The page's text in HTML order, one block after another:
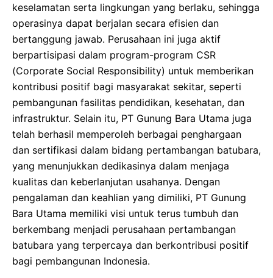
keselamatan serta lingkungan yang berlaku, sehingga
operasinya dapat berjalan secara efisien dan
bertanggung jawab. Perusahaan ini juga aktif
berpartisipasi dalam program-program CSR
(Corporate Social Responsibility) untuk memberikan
kontribusi positif bagi masyarakat sekitar, seperti
pembangunan fasilitas pendidikan, kesehatan, dan
infrastruktur. Selain itu, PT Gunung Bara Utama juga
telah berhasil memperoleh berbagai penghargaan
dan sertifikasi dalam bidang pertambangan batubara,
yang menunjukkan dedikasinya dalam menjaga
kualitas dan keberlanjutan usahanya. Dengan
pengalaman dan keahlian yang dimiliki, PT Gunung
Bara Utama memiliki visi untuk terus tumbuh dan
berkembang menjadi perusahaan pertambangan
batubara yang terpercaya dan berkontribusi positif
bagi pembangunan Indonesia.